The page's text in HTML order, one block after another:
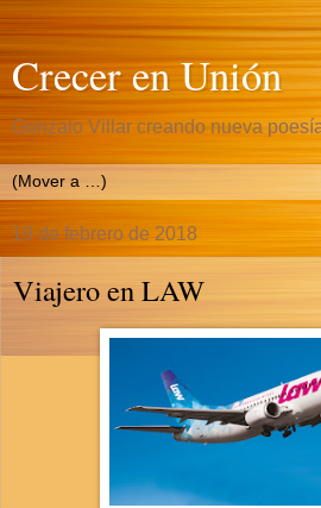
Crecer en Unión
Gonzalo Villar creando nueva
19 de febrero de 2018
Viajero en LAW